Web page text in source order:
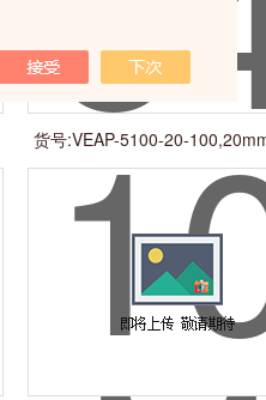
货号:VEAP-5100-20-
用银色铝盖